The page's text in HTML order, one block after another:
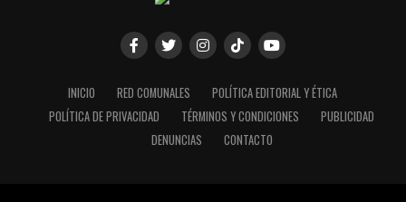
INICIO RED COMUNALES
POLÍTICA EDITORIAL Y ÉTICA
POLÍTICA DE PRIVACIDAD
TÉRMINOS Y CONDICIONES
PUBLICIDAD
DENUNCIAS
CONTACTO